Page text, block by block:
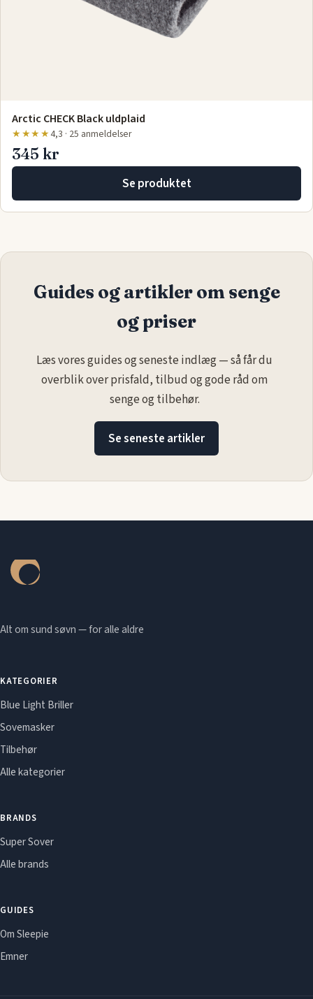
Arctic CHECK Black uldplaid
★★★★4,3 · 25 anmeldelser
345 kr
Se produktet
Guides og artikler om senge
og priser
Læs vores guides og seneste indlæg — så får du
overblik over prisfald, tilbud og gode råd om
senge og tilbehør.
Se seneste artikler
Alt om sund søvn — for alle aldre
KATEGORIER
Blue Light Briller
Sovemasker
Tilbehør
Alle kategorier
BRANDS
Super Sover
Alle brands
GUIDES
Om Sleepie
Emner